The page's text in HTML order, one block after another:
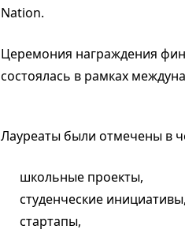
Nation.
Церемония награждения
состоялась в рамках
Лауреаты были отмечены в
школьные проекты,
студенческие инициативы,
стартапы,